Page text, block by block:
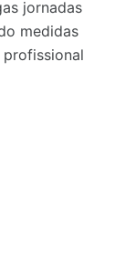
jornadas
medidas